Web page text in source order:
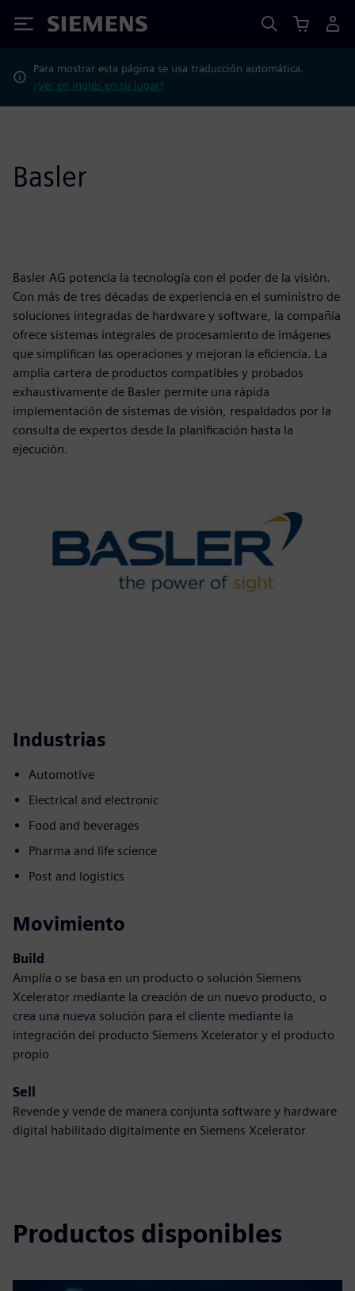
Siemens
Para mostrar esta página se usa traducción automática.
¿Ver en inglés en su lugar?
Basler
Basler AG potencia la tecnología con el poder de la visión.
Con más de tres décadas de experiencia en el suministro de
soluciones integradas de hardware y software, la compañía
ofrece sistemas integrales de procesamiento de imágenes
que simplifican las operaciones y mejoran la eficiencia. La
amplia cartera de productos compatibles y probados
exhaustivamente de Basler permite una rápida
implementación de sistemas de visión, respaldados por la
consulta de expertos desde la planificación hasta la
ejecución.
Industrias
Automotive
Electrical and electronic
Food and beverages
Pharma and life science
Post and logistics
Movimiento
Build
Amplía o se basa en un producto o solución Siemens
Xcelerator mediante la creación de un nuevo producto, o
crea una nueva solución para el cliente mediante la
integración del producto Siemens Xcelerator y el producto
propio
Sell
Revende y vende de manera conjunta software y hardware
digital habilitado digitalmente en Siemens Xcelerator
Productos disponibles